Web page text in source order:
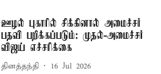
ஊழல் புகாரில் சிக்கினால் அமைச்சர்
பதவி பறிக்கப்படும்: முதல்-அமைச்சர்
விஜய் எச்சரிக்கை
தினத்தந்தி 16 Jul 2026